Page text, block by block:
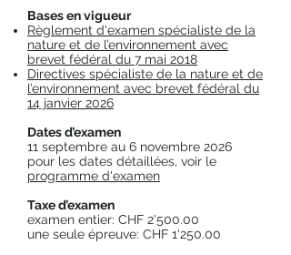
Bases en vigueur
Règlement d'examen spécialiste de la
nature et de l’environnement avec
brevet fédéral du 7 mai 2018
Directives spécialiste de la nature et de
l’environnement avec brevet fédéral du
14 janvier 2026
Dates d’examen
11 septembre au 6 novembre 2026
pour les dates détaillées, voir le
programme d'examen
Taxe d’examen
examen entier: CHF 2'500.00
une seule épreuve: CHF 1'250.00